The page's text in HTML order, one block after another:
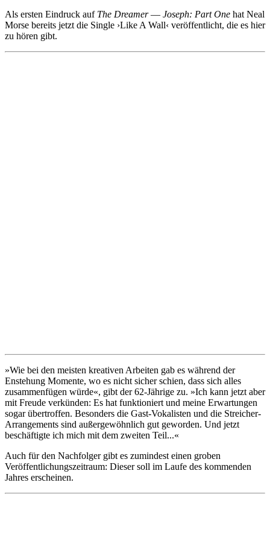
Als ersten Eindruck auf The Dreamer— Joseph: Part One hat Neal
Morse bereits jetzt die Single ›Like A Wall‹ veröffentlicht, die es hier
zu hören gibt.
»Wie bei den meisten kreativen Arbeiten gab es während der
Enstehung Momente, wo es nicht sicher schien, dass sich alles
zusammenfügen würde«, gibt der 62-Jährige zu. »Ich kann jetzt aber
mit Freude verkünden: Es hat funktioniert und meine Erwartungen
sogar übertroffen. Besonders die Gast-Vokalisten und die Streicher-
Arrangements sind außergewöhnlich gut geworden. Und jetzt
beschäftigte ich mich mit dem zweiten Teil...«
Auch für den Nachfolger gibt es zumindest einen groben
Veröffentlichungszeitraum: Dieser soll im Laufe des kommenden
Jahres erscheinen.